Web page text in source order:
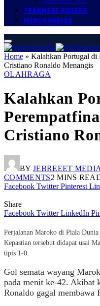
TRANMERE ROVERS
MERCHANDISE
Home » Kalahkan Portugal di
Cristiano Ronaldo Menangis
OLAHRAGA
Kalahkan
Cristiano
BY JEBREEET
COMMENTS2 MINS
Facebook Twitter Pinterest
Share
Facebook Twitter LinkedIn
Perjalanan Maroko di Piala
Kepastian tersebut didapat usai
tipis 1-0.
Gol semata wayang
pada menit ke-42. Akibat
Ronaldo gagal membawa